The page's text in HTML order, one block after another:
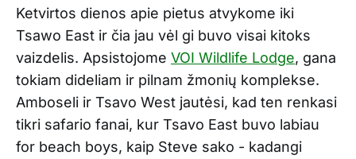
Ketvirtos dienos apie pietus atvykome iki
Tsawo East ir čia jau vėl gi buvo visai kitoks
vaizdelis. Apsistojome VOI Wildlife Lodge, gana
tokiam dideliam ir pilnam žmonių komplekse.
Amboseli ir Tsavo West jautėsi, kad ten renkasi
tikri safario fanai, kur Tsavo East buvo labiau
for beach boys, kaip Steve sako - kadangi